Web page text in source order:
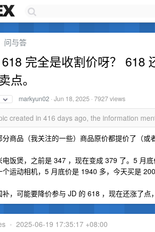
问与答
完全是收割价呀？ 618
点。
markyun02 ·Jun 18, 2025 · 7927 views
created in 416 days ago, the information
商品（我关注的一些）商品原价都提价了（或
电饭煲，之前是 347 ，现在变成 379 了。5 月底
个运动相机，5 月底价是 1940 多，今天买是
，可能要降价参与 JD 的 618 ，现在还涨了点
• 2025-06-19 17:35:17 +08:00